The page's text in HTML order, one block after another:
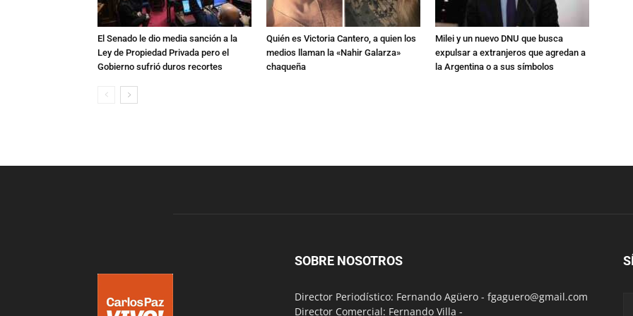
El Senado le dio media sanción a la
Ley de Propiedad Privada pero el
Gobierno sufrió duros recortes
Quién es Victoria Cantero, a quien los
medios llaman la «Nahir Galarza»
chaqueña
Milei y un nuevo DNU que busca
expulsar a extranjeros que agredan a
la Argentina o a sus símbolos
SOBRE NOSOTROS
Director Periodístico: Fernando Agüero - fgaguero@gmail.com
Director Comercial: Fernando Villa -